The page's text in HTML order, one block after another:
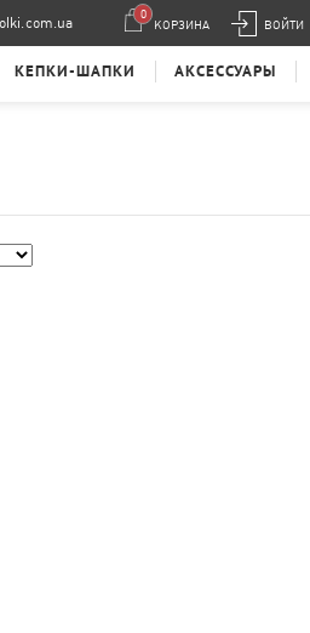
ВОЙТИ
0
КОРЗИНА
КЕПКИ-ШАПКИ АКСЕССУАРЫ